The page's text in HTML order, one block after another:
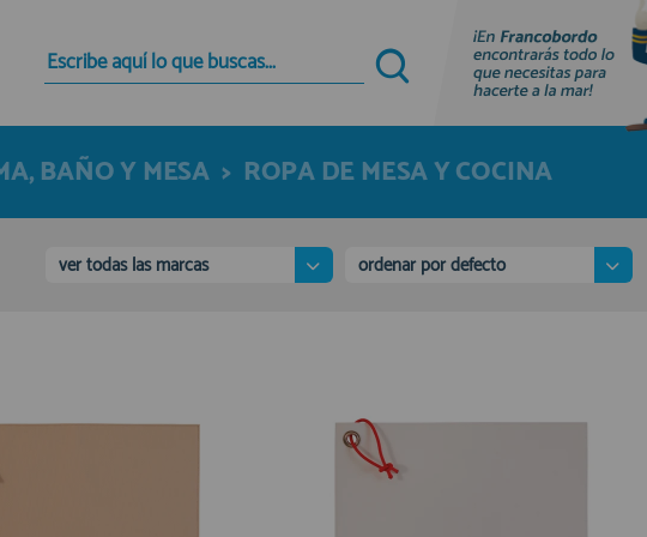
Quiero registrarme
Nuevo cliente
Al crear una cuenta en francobordo.com podrás
tienda virtual, revisar el estado de tus pedidos y
consultar tus operaciones anteriores.
la
BAÑO Y MESA > ROPA DE MESA Y COCINA
ver todas las marcas ordenar por defecto